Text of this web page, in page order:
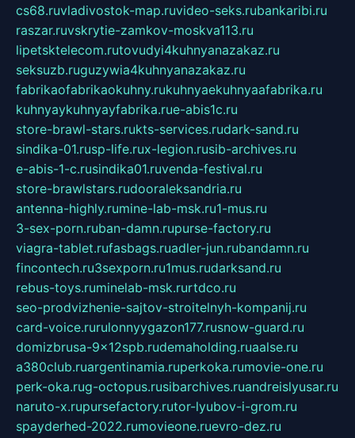
cs68.ruvladivostok-map.ruvideo-seks.rubankaribi.ru
raszar.ruvskrytie-zamkov-moskva113.ru
lipetsktelecom.rutovudyi4kuhnyanazakaz.ru
seksuzb.ruguzywia4kuhnyanazakaz.ru
fabrikaofabrikaokuhny.rukuhnyaekuhnyaafabrika.ru
kuhnyaykuhnyayfabrika.rue-abis1c.ru
store-brawl-stars.rukts-services.rudark-sand.ru
sindika-01.rusp-life.rux-legion.rusib-archives.ru
e-abis-1-c.rusindika01.ruvenda-festival.ru
store-brawlstars.rudooraleksandria.ru
antenna-highly.rumine-lab-msk.ru1-mus.ru
3-sex-porn.ruban-damn.rupurse-factory.ru
viagra-tablet.rufasbags.ruadler-jun.rubandamn.ru
fincontech.ru3sexporn.ru1mus.rudarksand.ru
rebus-toys.ruminelab-msk.rurtdco.ru
seo-prodvizhenie-sajtov-stroitelnyh-kompanij.ru
card-voice.rurulonnyygazon177.rusnow-guard.ru
domizbrusa-9x12spb.rudemaholding.ruaalse.ru
a380club.ruargentinamia.ruperkoka.rumovie-one.ru
perk-oka.rug-octopus.rusibarchives.ruandreislyusar.ru
naruto-x.rupursefactory.rutor-lyubov-i-grom.ru
spayderhed-2022.rumovieone.ruevro-dez.ru